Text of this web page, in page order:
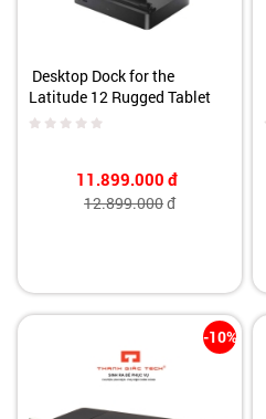
Desktop Dock for the
Latitude 12 Rugged Tablet
11.899.000 đ
12.899.000đ
-10%